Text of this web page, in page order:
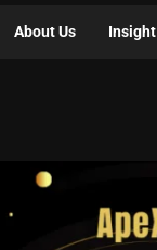
About Us Insight